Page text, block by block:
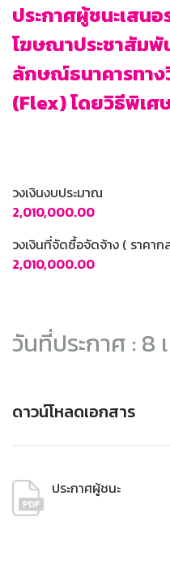
ประกาศผู้ชนะเสนอ
โฆษณาประชาสัมพั
ลักษณ์ธนาคารทาง
(Flex) โดยวิธีพิเ
วงเงินงบประมาณ
2,010,000.00
วงเงินที่จัดซื้อจัดจ้าง ( ราคาก
2,010,000.00
วันที่ประกาศ : 8
ดาวน์โหลดเอกสาร
ประกาศผู้ชนะ